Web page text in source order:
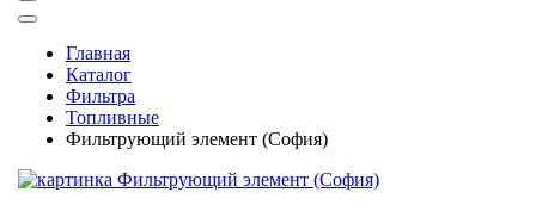
Главная
Каталог
Фильтра
Топливные
Фильтрующий элемент (София)